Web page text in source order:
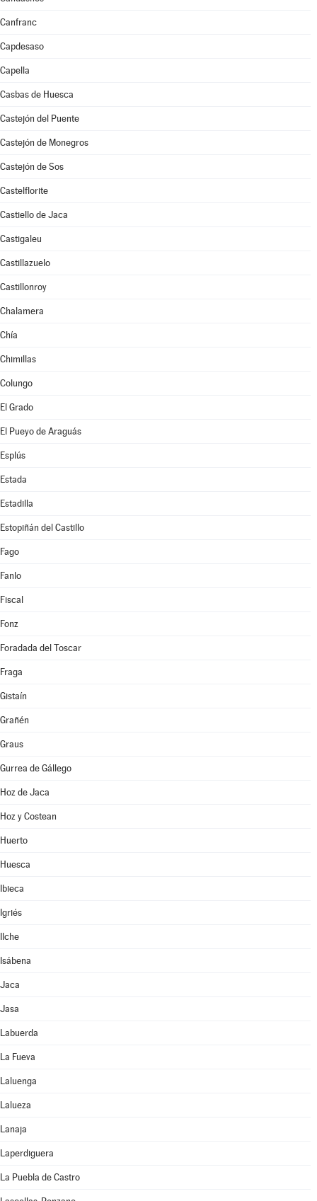
Canfranc
Capdesaso
Capella
Casbas de Huesca
Castejón del Puente
Castejón de Monegros
Castejón de Sos
Castelflorite
Castiello de Jaca
Castigaleu
Castillazuelo
Castillonroy
Chalamera
Chía
Chimillas
Colungo
El Grado
El Pueyo de Araguás
Esplús
Estada
Estadilla
Estopiñán del Castillo
Fago
Fanlo
Fiscal
Fonz
Foradada del Toscar
Fraga
Gistaín
Grañén
Graus
Gurrea de Gállego
Hoz de Jaca
Hoz y Costean
Huerto
Huesca
Ibieca
Igriés
Ilche
Isábena
Jaca
Jasa
Labuerda
La Fueva
Laluenga
Lalueza
Lanaja
Laperdiguera
La Puebla de Castro